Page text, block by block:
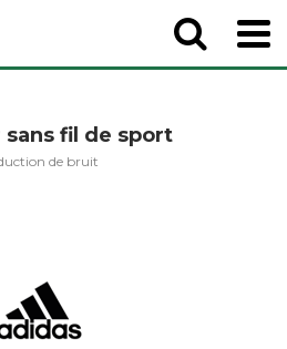
sans fil de sport
de bruit